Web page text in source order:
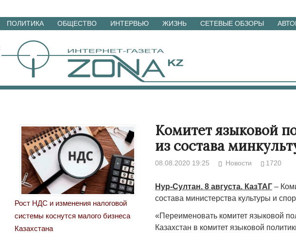
Перейти
материалам
ПОЛИТИКА ОБЩЕСТВО ИНТЕРВЬЮ ЖИЗНЬ СЕТЕВЫЕ ОБЗОРЫ
Комитет языковой
из состава
08.08.2020 19:25 Новости 1720
Нур-Султан. 8 августа. КазТАГ –
состава министерства культуры и
«Переименовать комитет языковой
Казахстан в комитет языковой
Рост НДС и изменения налоговой
системы коснутся малого бизнеса
Казахстана
Народ